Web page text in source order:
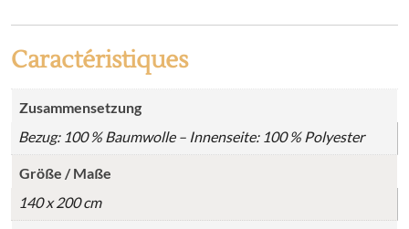
Caractéristiques
Zusammensetzung
Bezug: 100 % Baumwolle – Innenseite: 100 % Polyester
Größe / Maße
140 x 200 cm